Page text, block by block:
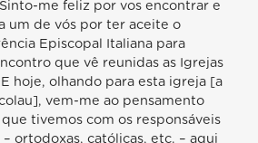
e desigualdades, que agravam a sua instabilidade. É neste epicentro de profundas linhas de rutura e de conflitos económicos, religiosos, confessionais e políticos, que somos chamados a oferecer o nosso testemunho de unidade e paz; fazemo-lo a partir da nossa fé e pertença à Igreja, interrogando-nos que contribuição podemos nós, como discípulos do Senhor, oferecer a todos os homens e mulheres da área mediterrânica. A transmissão da fé só pode lucrar com o património de que é depositário o Mediterrâneo: um património guardado pelas comunidades cristãs, vivificado por meio da catequese e da celebração dos sacramentos, da formação das consciências e da escuta pessoal e comunitária da Palavra do Senhor. A experiência cristã encontra uma expressão, tão significativa como imprescindível, particularmente na piedade popular: de facto a devoção do povo é, na sua maior parte, expressão de fé simples e genuína. E, a propósito, apraz-me citar – faço-o com frequência – aquela joia que é o número 48 da Evangelii nuntiandi sobre a piedade popular: lá São Paulo VI altera o nome de «religiosidade» para «piedade», apresentando as suas riquezas e também as suas deficiências. Aquele número deve servir de guia no nosso anúncio do Evangelho aos povos. Nesta área, outro depósito de potencialidades enormes é o artístico, que une os conteúdos da fé com a riqueza das culturas, com a beleza das obras de arte. É um património que atrai continuamente milhões de visitantes de todo o mundo e que deve ser cuidadosamente guardado como uma preciosa herança recebida «em empréstimo» para entregar às gerações futuras. Nesta perspetiva, o anúncio do Evangelho não pode dissociar-se do empenho pelo bem comum e impele-nos a agir como incansáveis pacificadores. Hoje, a área do Mediterrâneo está ameaçada por muitos focos de instabilidade e guerra, quer no Médio Oriente quer em vários Estados do norte da África, bem como entre diferentes etnias ou grupos religiosos e confessionais; e não podemos esquecer também o conflito ainda não resolvido entre israelitas e palestinenses, correndo o perigo de soluções não equitativas e, consequentemente, pressagiadoras de novas crises. A guerra, que encaminha os recursos para a aquisição de armas e a força militar, desviando-os de funções vitais da sociedade como o apoio às famílias, à saúde e à instrução, vai contra a razão (cf. São João XXIII, Carta enc. Pacem in terris, 114). Por outras palavras, a guerra é uma loucura, pois é louco destruir casas, pontes, fábricas, hospitais, matar pessoas e destruir recursos, em vez de construir relações humanas e económicas. É uma loucura a que não podemos resignar-nos: a guerra nunca poderá passar por normalidade, nem ser aceite como via inevitável para regular divergências e interesses contrapostos. Nunca… O objetivo último de toda a sociedade humana continua a ser a paz, pelo que reafirmo que «não há alternativa possível à paz» para ninguém. Não há qualquer alternativa sensata à paz, porque todo o projeto de exploração e supremacia brutaliza seja quem fere seja a quem é ferido, e revela uma conceção míope da realidade, uma vez que priva do futuro não apenas o outro mas também o próprio. Assim a guerra aparece como o falimento de todo o projeto humano e divino: basta visitar uma paisagem ou uma cidade, palcos dum conflito, para se dar conta de como, por causa do ódio, o jardim se transforma numa terra desolada e inóspita, e o paraíso terrestre num inferno. E, a isto, gostaria de acrescentar o grave pecado da hipocrisia que se verifica quando, nas conferências internacionais, nas reuniões, tantos países falam de paz e, depois, vendem as armas aos países que estão em guerra. Isto chama-se a grande hipocrisia. A construção da paz, que a Igreja e toda a instituição civil sempre devem sentir como uma prioridade, tem como pressuposto indispensável a justiça. Esta acaba espezinhada quando são ignoradas as exigências das pessoas e onde os interesses económicos duma parte prevalecem sobre os direitos dos indivíduos e da comunidade. Além disso, a justiça é obstaculizada também pela cultura do descarte, que trata as pessoas como coisas gerando e aumentando as desigualdades, a ponto de clamorosamente, nas praias do mesmo mar, viverem sociedades da abundância e outras onde muitos lutam pela sobrevivência. Para contrastar tal cultura, contribuem decisivamente as inúmeras obras de caridade, educação e formação implementadas pelas comunidades cristãs. E sempre que as dioceses, as paróquias, as associações, o voluntariado – o voluntariado é um dos grandes tesouros da pastoral italiana – ou os indivíduos trabalham para apoiar quem está abandonado ou necessitado, o Evangelho ganha nova força de atração. Na busca do bem comum – que é outro nome da paz –, deve-se assumir o critério indicado pelo próprio Jorge La Pira: deixar-se guiar pelas «expetativas da pobre gente». Se for tomado a sério, este princípio (que nunca poderá ser posto de lado por cálculos ou razões de conveniência) permite uma viragem antropológica radical, que a todos nos torna mais humanos. Aliás, para que serve uma sociedade que alcança sempre novos resultados tecnológicos, enquanto se torna cada vez menos solidária para com os necessitados? Ao invés, com o anúncio do Evangelho, transmitimos a lógica segundo a qual não existem últimos e esforçamo-nos para que a Igreja, as Igrejas, através dum empenho cada vez mais ativo, sejam sinal de atenção privilegiada pelos humildes e os pobres, porque «quanto mais fracos parecem ser os membros do corpo, tanto mais são necessários» (1 Cor 12, 22) e, «se um membro sofre, com ele sofrem todos os membros» (1 Cor 12, 26). Entre as pessoas mais atribuladas na área do Mediterrâneo, contam-se as que fogem da guerra ou deixam a sua terra em busca duma vida digna do homem. O número destes irmãos – forçados a abandonar afetos e a pátria e a sujeitar-se a condições extremamente precárias – tem vindo a aumentar por causa do incremento dos conflitos e das trágicas condições climatéricas e ambientais de áreas sempre mais amplas. É fácil prever que este fenómeno, com suas dinâmicas assombrosas, marcará a região mediterrânica, pelo que os Estados e as próprias comunidades religiosas não podem deixar-se encontrar impreparadas. Interessados no caso são não só os países atravessados pelos fluxos migratórios e os de destinação final, mas também os governos e as Igrejas dos Estados de origem